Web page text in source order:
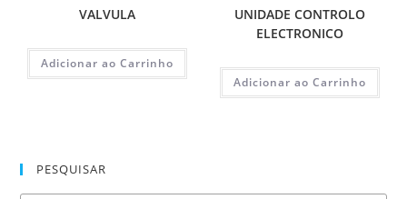
VALVULA
Adicionar ao Carrinho
UNIDADE CONTROLO
ELECTRONICO
Adicionar ao Carrinho
PESQUISAR